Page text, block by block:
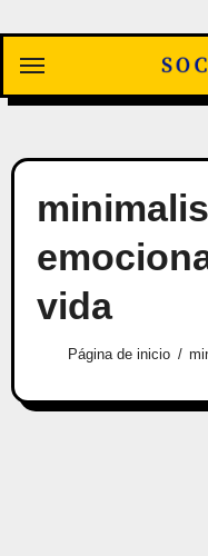
contenido
vida
Página de inicio